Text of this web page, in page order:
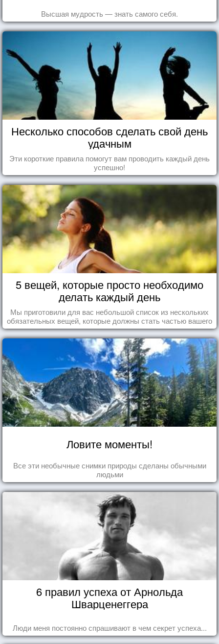
Высшая мудрость — знать самого себя.
Несколько способов сделать свой день
удачным
Эти короткие правила помогут вам проводить каждый день
успешно!
5 вещей, которые просто необходимо
делать каждый день
Мы приготовили для вас небольшой список из нескольких
обязательных вещей, которые должны стать частью вашего
дня.
Ловите моменты!
Все эти необычные снимки природы сделаны обычными
людьми
6 правил успеха от Арнольда
Шварценеггера
Люди меня постоянно спрашивают в чем секрет успеха...